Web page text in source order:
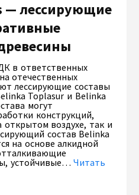
— лессирующие
в ответственных
отечественных
лессирующие составы
Toplasur и Belinka
могут
конструкций,
открытом воздухе, так и
состав Belinka
на основе алкидной
устойчивые…Читать